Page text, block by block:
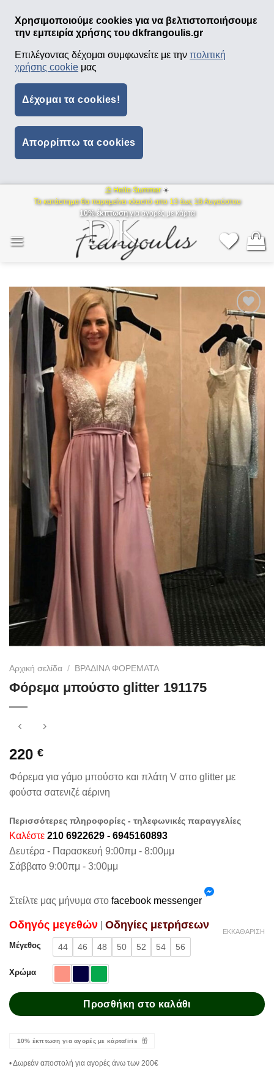
Χρησιμοποιούμε cookies για να βελτιστοποιήσουμε
την εμπειρία χρήσης του dkfrangoulis.gr
Επιλέγοντας δέχομαι συμφωνείτε με την πολιτική
χρήσης cookie μας
Δέχομαι τα cookies!
Απορρίπτω τα cookies
⛱ Hello Summer ☀️
Το κατάστημα θα παραμείνει κλειστό απο 13 έως 18 Αυγούστου
10% έκπτωσηγια αγορές με κάρτα
Add to
wishlist
Αρχική σελίδα / ΒΡΑΔΙΝΑ ΦΟΡΕΜΑΤΑ
Φόρεμα μπούστο glitter 191175
220 €
Φόρεμα για γάμο μπούστο και πλάτη V απο glitter με
φούστα σατενιζέ αέρινη
Περισσότερες πληροφορίες - τηλεφωνικές παραγγελίες
Καλέστε 210 6922629 - 6945160893
Δευτέρα - Παρασκευή 9:00πμ - 8:00μμ
Σάββατο 9:00πμ - 3:00μμ
Στείλτε μας μήνυμα στο facebook messenger
Oδηγός μεγεθών Oδηγίες μετρήσεων
Μέγεθος 44 46 48 50 52 54 56
Χρώμα
ΕΚΚΑΘΆΡΙΣΗ
Προσθήκη στο καλάθι
10% έκπτωση για αγορές με κάρτα/iris
• Δωρεάν αποστολή για αγορές άνω των 200€